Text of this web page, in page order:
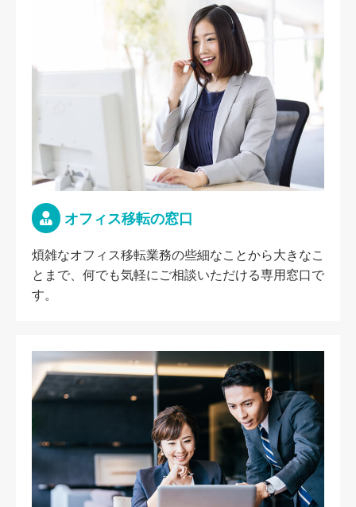
オフィス移転の窓口
煩雑なオフィス移転業務の些細なことから大きなこ
とまで、何でも気軽にご相談いただける専用窓口で
す。